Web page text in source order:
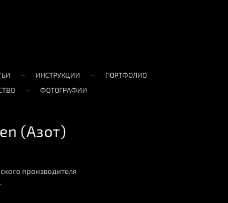
ИНСТРУКЦИИ
ПОРТФОЛИО
ФОТОГРАФИИ
(Азот)
производителя